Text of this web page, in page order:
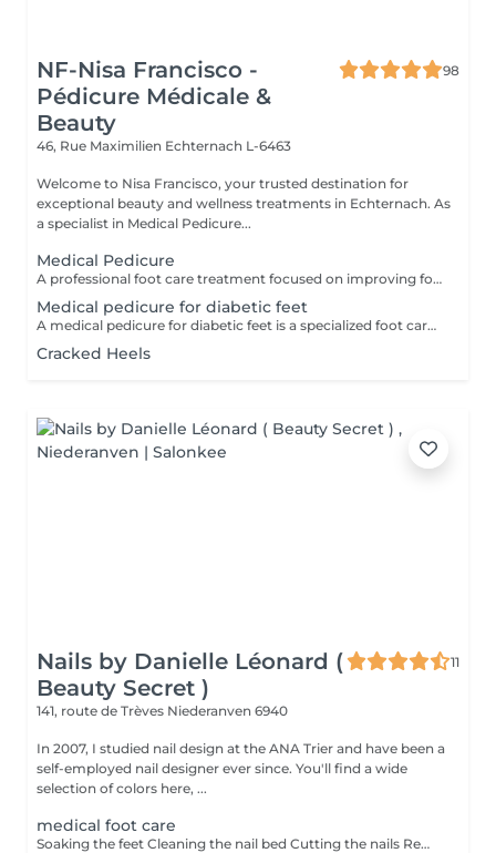
NF-Nisa Francisco -
Pédicure Médicale &
Beauty
98
46, Rue Maximilien Echternach L-6463
Welcome to Nisa Francisco, your trusted destination for
exceptional beauty and wellness treatments in Echternach. As
a specialist in Medical Pedicure...
Medical Pedicure
A professional foot care treatment focused on improving foot health and comfort. The treatment included the removal of calluses, corns, cracked skin and the care of problematic nails, helping to prevent foot issues and maintain healthy, well-groomed feet.
Medical pedicure for diabetic feet
A medical pedicure for diabetic feet is a specialized foot care treatment designed for people with diabetes, where the feet need extra attention because of higher risks.
Cracked Heels
Nails by Danielle Léonard (
Beauty Secret )
11
141, route de Trèves Niederanven 6940
In 2007, I studied nail design at the ANA Trier and have been a
self-employed nail designer ever since. You'll find a wide
selection of colors here, ...
medical foot care
Soaking the feet Cleaning the nail bed Cutting the nails Removing ingrown nails Removal of calluses, corns, cracks Cream as needed, antifungal treatment